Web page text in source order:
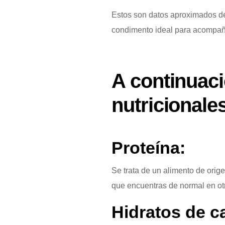
Estos son datos aproximados
condimento ideal para
A
Proteína:
Se trata de un alimento de
que encuentras de normal en
Hidratos de